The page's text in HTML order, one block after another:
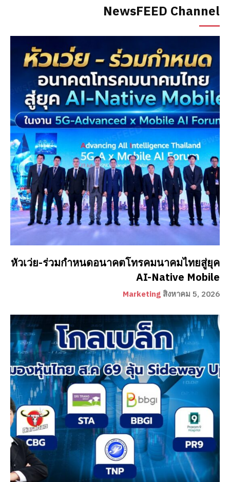
NewsFEED Channel
หัวเว่ย-ร่วมกำหนดอนาคตโทรคมนาคมไทยสู่ยุค
AI-Native Mobile
Marketing สิงหาคม 5, 2026